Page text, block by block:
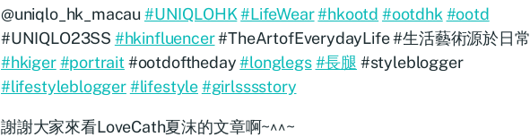
@uniqlo_hk_macau #UNIQLOHK#LifeWear#hkootd #ootdhk #ootd
#UNIQLO23SS #hkinfluencer#TheArtofEverydayLife #生活藝術源於日常
#hkiger #portrait#ootdoftheday#longlegs #長腿 #styleblogger
#lifestyleblogger#lifestyle#girlsssstory
謝謝大家來看LoveCath夏沫的文章啊~^^~